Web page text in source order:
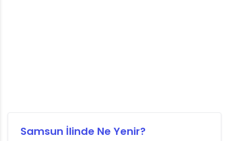
Samsun İlinde Ne Yenir?